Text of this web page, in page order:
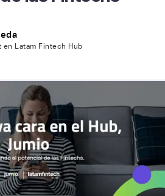
Latam Fintech Hub